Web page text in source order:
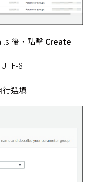
後，點擊 Create
UTF-8
行選填